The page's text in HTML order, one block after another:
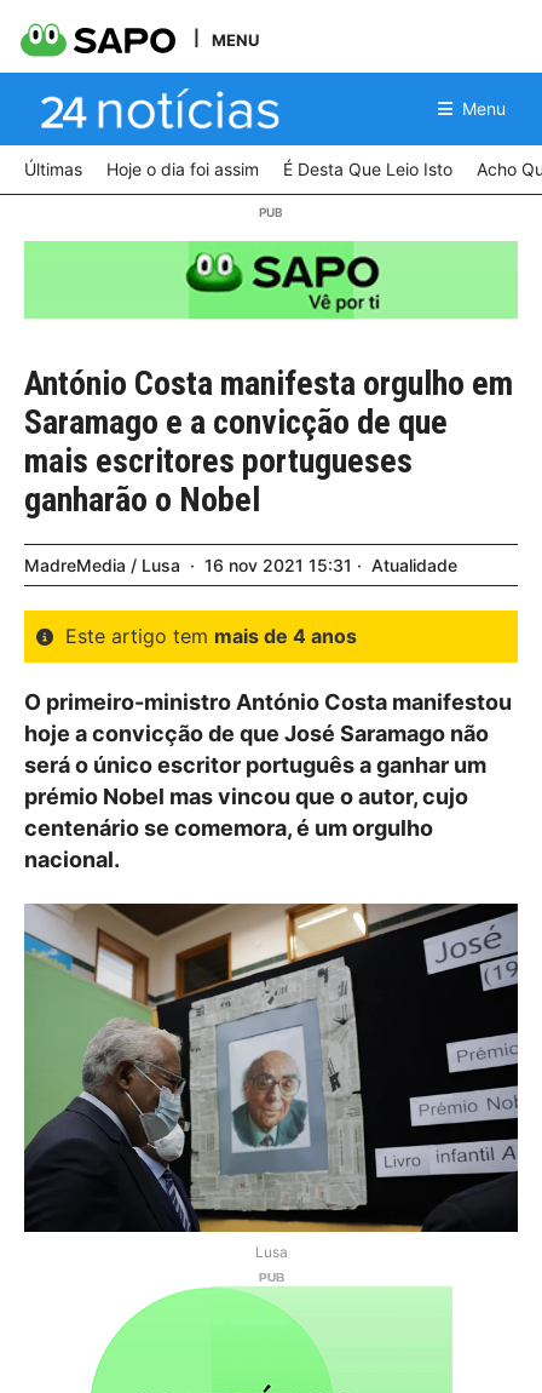
MENU
Menu
Últimas Hoje o dia foi assim É Desta Que Leio Isto Acho
António Costa manifesta orgulho em
Saramago e a convicção de que
mais escritores portugueses
ganharão o Nobel
MadreMedia / Lusa 16 nov 2021 15:31 Atualidade
Este artigo tem mais de 4 anos
O primeiro-ministro António Costa manifestou
hoje a convicção de que José Saramago não
será o único escritor português a ganhar um
prémio Nobel mas vincou que o autor, cujo
centenário se comemora, é um orgulho
nacional.
Lusa